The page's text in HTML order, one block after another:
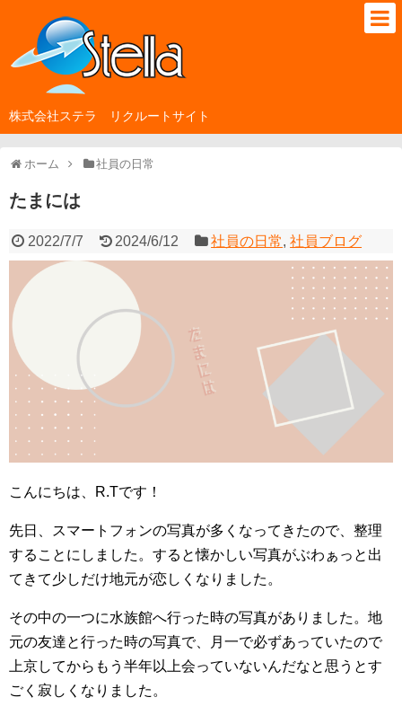
株式会社ステラ リクルートサイト
ホーム 社員の日常
たまには
2022/7/7 2024/6/12 社員の日常,社員ブログ
こんにちは、R.Tです！
先日、スマートフォンの写真が多くなってきたので、整理
することにしました。すると懐かしい写真がぶわぁっと出
てきて少しだけ地元が恋しくなりました。
その中の一つに水族館へ行った時の写真がありました。地
元の友達と行った時の写真で、月一で必ずあっていたので
上京してからもう半年以上会っていないんだなと思うとす
ごく寂しくなりました。